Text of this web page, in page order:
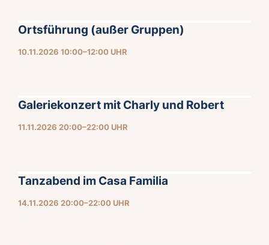
10.11.2026 10:00–12:00 UHR
Ortsführung (außer Gruppen)
11.11.2026 20:00–22:00 UHR
Galeriekonzert mit Charly und Robert
14.11.2026 20:00–22:00 UHR
Tanzabend im Casa Familia